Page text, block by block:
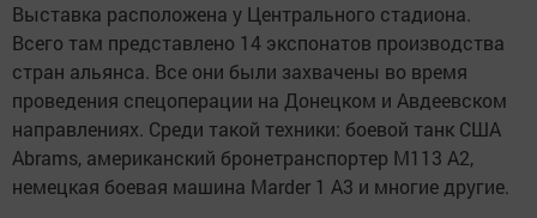
Выставка расположена у Центрального стадиона.
Всего там представлено 14 экспонатов производства
стран альянса. Все они были захвачены во время
проведения спецоперации на Донецком и Авдеевском
направлениях. Среди такой техники: боевой танк США
Abrams, американский бронетранспортер М113 A2,
немецкая боевая машина Marder 1 A3 и многие другие.